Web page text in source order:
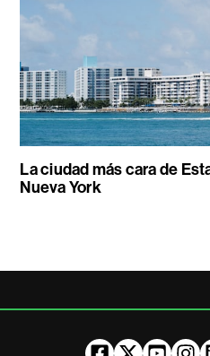
La ciudad más cara de
Nueva York